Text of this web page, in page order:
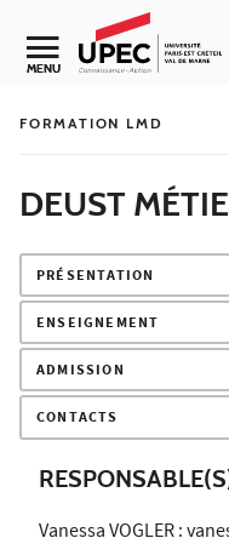
Aller au contenu
Navigation secondaire
MENU
FORMATION LMD
DEUST
PRÉSENTATION
ENSEIGNEMENT
ADMISSION
CONTACTS